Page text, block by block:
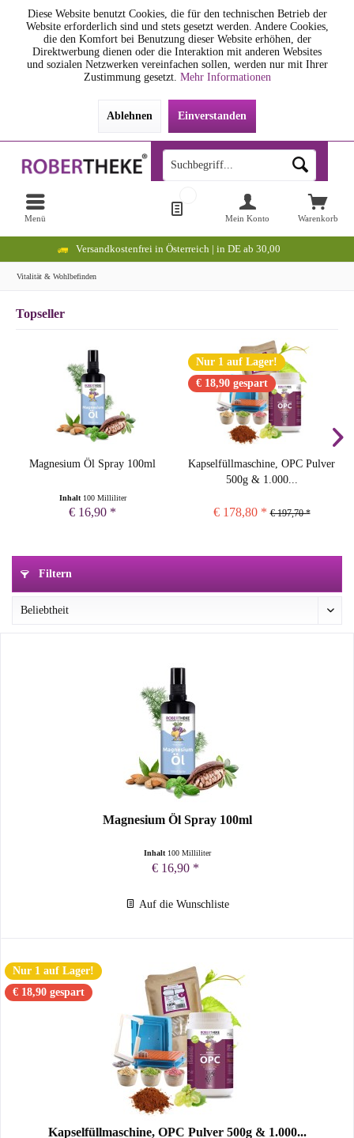
Diese Website benutzt Cookies, die für den technischen Betrieb der
Website erforderlich sind und stets gesetzt werden. Andere Cookies,
die den Komfort bei Benutzung dieser Website erhöhen, der
Direktwerbung dienen oder die Interaktion mit anderen Websites
und sozialen Netzwerken vereinfachen sollen, werden nur mit Ihrer
Zustimmung gesetzt. Mehr Informationen
Ablehnen Einverstanden
Versandkostenfrei in Österreich | in DE ab 30,00
Menü Warenkorb
Mein Konto
Vitalität & Wohlbefinden
Topseller
Magnesium Öl Spray 100ml
Inhalt 100 Milliliter
€ 16,90 *
Nur 1 auf Lager!
€ 18,90 gespart
Kapselfüllmaschine, OPC Pulver
500g & 1.000...
€ 178,80 * € 197,70 *
Filtern
Magnesium Öl Spray 100ml
Inhalt 100 Milliliter
€ 16,90 *
Auf die Wunschliste
Nur 1 auf Lager!
€ 18,90 gespart
Kapselfüllmaschine, OPC Pulver 500g & 1.000...